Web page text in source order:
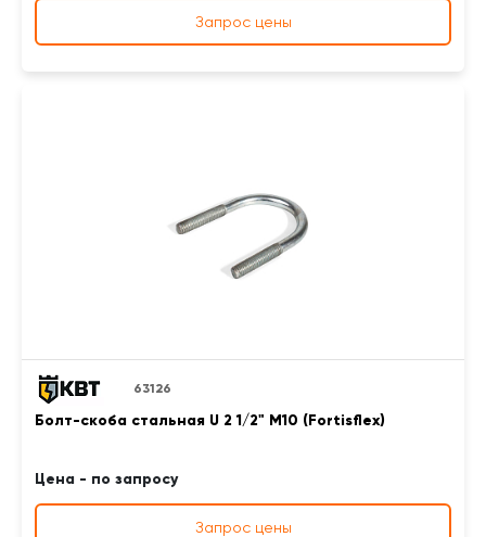
Запрос цены
63126
Болт-скоба стальная U 2 1/2" М10 (Fortisflex)
Цена - по запросу
Запрос цены